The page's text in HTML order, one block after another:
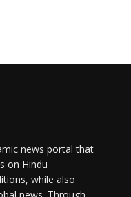
news portal that
on Hindu
while also